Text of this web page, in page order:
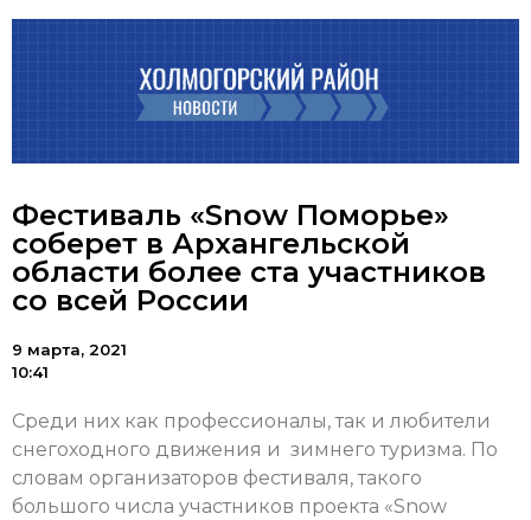
Фестиваль «Snow Поморье»
соберет в Архангельской
области более ста участников
со всей России
9 марта, 2021
10:41
Среди них как профессионалы, так и любители
снегоходного движения и зимнего туризма. По
словам организаторов фестиваля, такого
большого числа участников проекта «Snow